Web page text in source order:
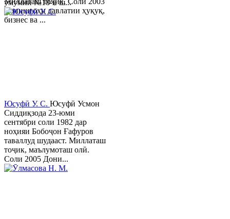
Донишгоҳи давлатии ҳуқуқ,
бизнес ва ...
умумии №18-и ш...
Юсуфӣ У. C. Юсуфӣ Усмон
Сиддиқзода 23-юми
сентябри соли 1982 дар
ноҳияи Бобоҷон Ғафуров
таваллуд шудааст. Миллаташ
тоҷик, маълумоташ олӣ.
Соли 2005 Дони...